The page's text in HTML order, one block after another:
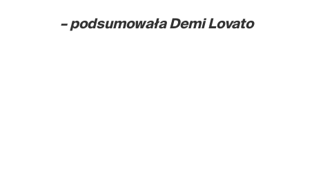
– podsumowała Demi Lovato